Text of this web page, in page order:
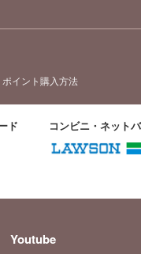
ポイント購入方法
ド コンビニ・ネット
Youtube